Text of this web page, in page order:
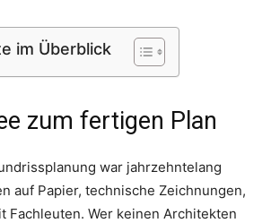
im Überblick
zum fertigen Plan
war jahrzehntelang
auf Papier, technische Zeichnungen,
Fachleuten. Wer keinen Architekten